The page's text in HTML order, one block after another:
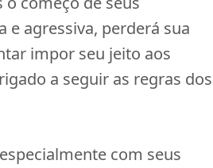
agressiva, perderá sua
impor seu jeito aos
a seguir as regras dos
com seus